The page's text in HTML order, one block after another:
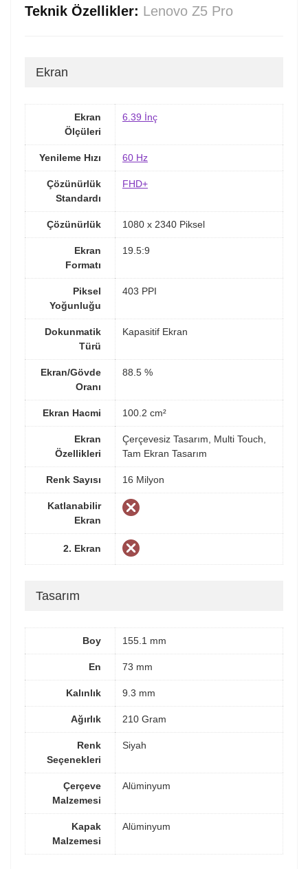
Teknik Özellikler: Lenovo Z5 Pro
Ekran
Ekran
Ölçüleri
6.39 İnç
Yenileme Hızı 60 Hz
Çözünürlük
Standardı
FHD+
Çözünürlük 1080 x 2340 Piksel
Ekran
Formatı
19.5:9
Piksel
Yoğunluğu
403 PPI
Dokunmatik
Türü
Kapasitif Ekran
Ekran/Gövde
Oranı
88.5 %
Ekran Hacmi 100.2 cm²
Ekran
Özellikleri
Çerçevesiz Tasarım, Multi Touch,
Tam Ekran Tasarım
Renk Sayısı 16 Milyon
Katlanabilir
Ekran
2. Ekran
Tasarım
Boy 155.1 mm
En 73 mm
Kalınlık 9.3 mm
Ağırlık 210 Gram
Renk
Seçenekleri
Siyah
Çerçeve
Malzemesi
Alüminyum
Kapak
Malzemesi
Alüminyum